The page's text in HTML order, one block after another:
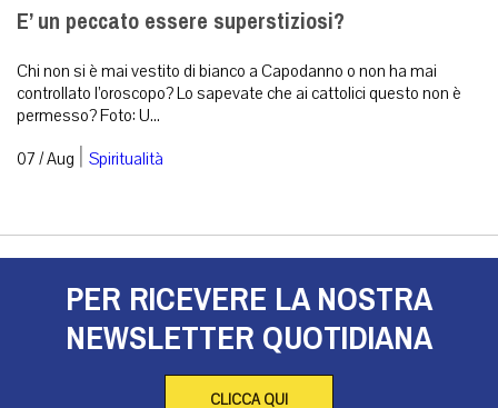
E’ un peccato essere superstiziosi?
Chi non si è mai vestito di bianco a Capodanno o non ha mai
controllato l’oroscopo? Lo sapevate che ai cattolici questo non è
permesso? Foto: U...
07 / Aug | Spiritualità
PER RICEVERE LA NOSTRA
NEWSLETTER QUOTIDIANA
CLICCA QUI